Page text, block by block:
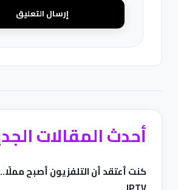
أحدث المقالات
كنت أعتقد أن التلفزيون أصبح